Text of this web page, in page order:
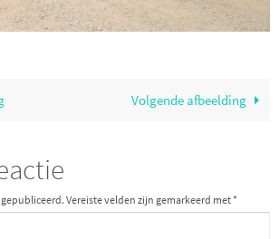
Volgende afbeelding
Vereiste velden zijn gemarkeerd met *